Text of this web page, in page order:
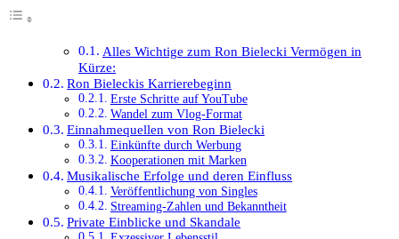
Alles Wichtige zum Ron Bielecki Vermögen in
Kürze:
Ron Bieleckis Karrierebeginn
Erste Schritte auf YouTube
Wandel zum Vlog-Format
Einnahmequellen von Ron Bielecki
Einkünfte durch Werbung
Kooperationen mit Marken
Musikalische Erfolge und deren Einfluss
Veröffentlichung von Singles
Streaming-Zahlen und Bekanntheit
Private Einblicke und Skandale